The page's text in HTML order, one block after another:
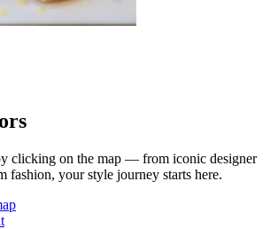
clicking on the map — from iconic designer
fashion, your style journey starts here.